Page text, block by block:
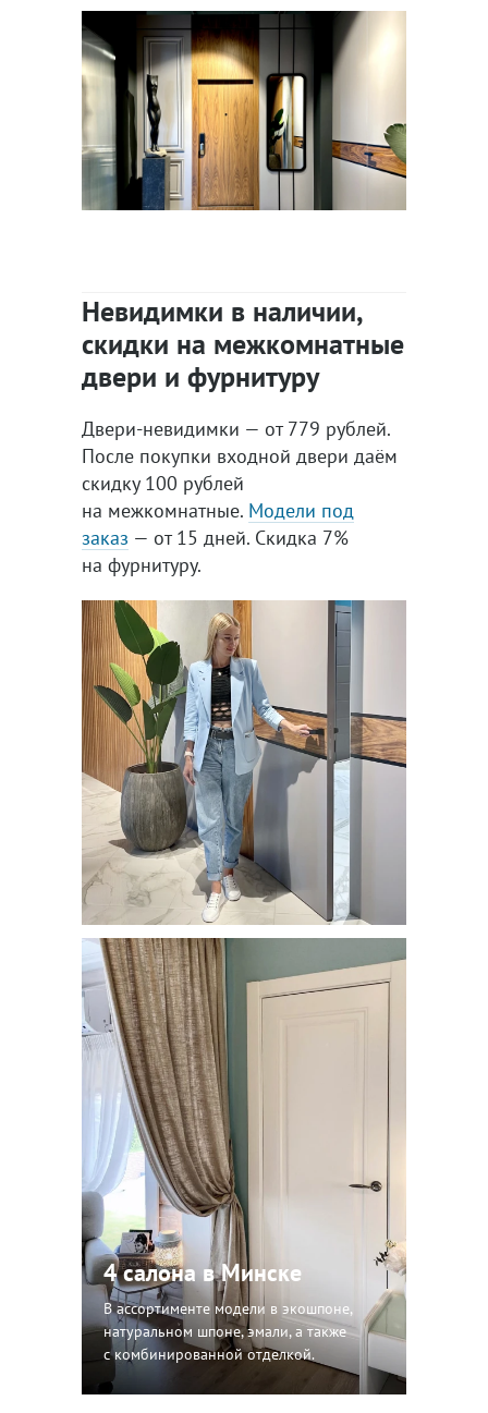
Невидимки в наличии,
скидки на межкомнатные
двери и фурнитуру
Двери-невидимки — от 779 рублей.
После покупки входной двери даём
скидку 100 рублей
на межкомнатные. Модели под
заказ — от 15 дней. Скидка 7%
на фурнитуру.
4 салона в Минске
В ассортименте модели в экошпоне,
натуральном шпоне, эмали, а также
с комбинированной отделкой.